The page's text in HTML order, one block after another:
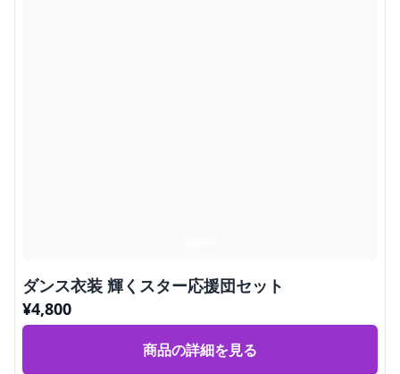
ダンス衣装 輝くスター応援団セット
¥4,800
商品の詳細を見る